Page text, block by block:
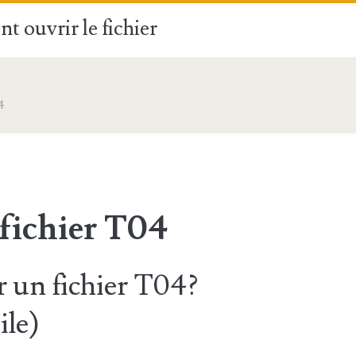
ouvrir le fichier
T04
un fichier T04?